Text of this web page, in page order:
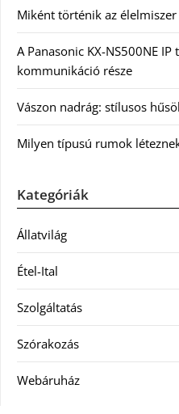
Miként történik az élelmiszer
A Panasonic KX-NS500NE
kommunikáció része
Vászon nadrág: stílusos
Milyen típusú rumok
Kategóriák
Állatvilág
Étel-Ital
Szolgáltatás
Szórakozás
Webáruház